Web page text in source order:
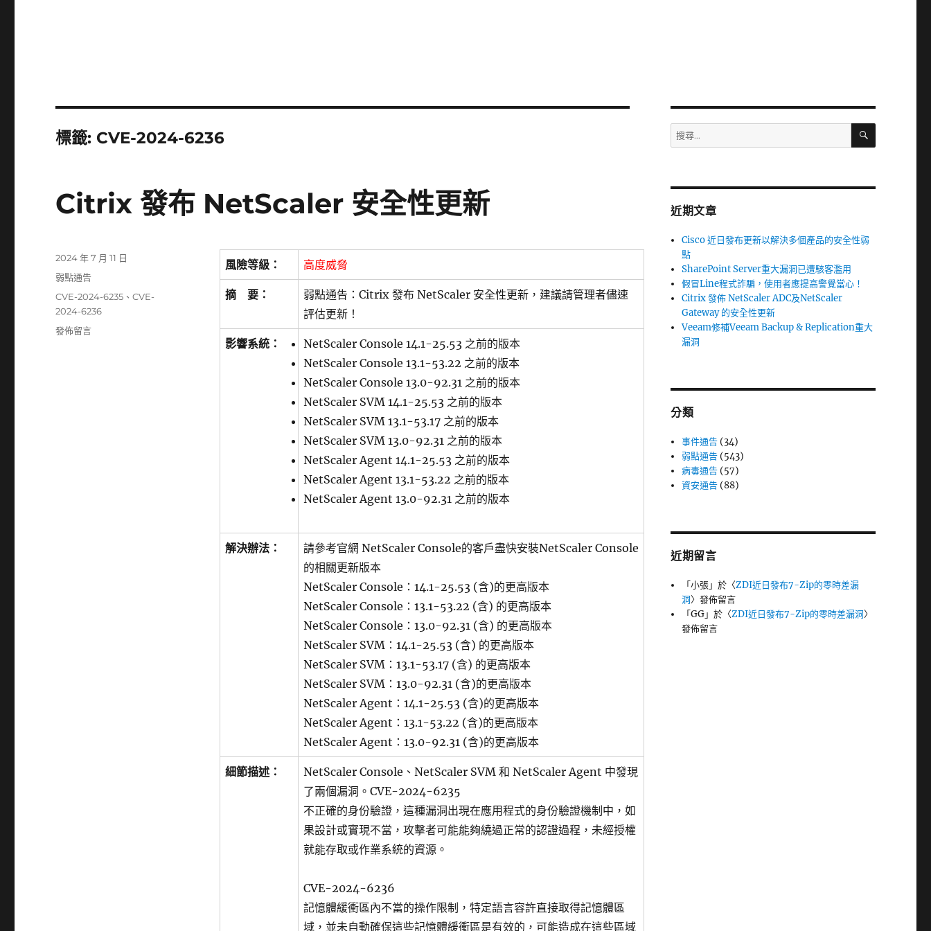
標籤: CVE-2024-6236
Citrix 發布 NetScaler 安全性更新
風險等級： 高度威脅
摘 要：
弱點通告：Citrix 發布 NetScaler 安全性更新，建議請管理者儘速
評估更新！
影響系統：
NetScaler Console 14.1-25.53 之前的版本
NetScaler Console 13.1-53.22 之前的版本
NetScaler Console 13.0-92.31 之前的版本
NetScaler SVM 14.1-25.53 之前的版本
NetScaler SVM 13.1-53.17 之前的版本
NetScaler SVM 13.0-92.31 之前的版本
NetScaler Agent 14.1-25.53 之前的版本
NetScaler Agent 13.1-53.22 之前的版本
NetScaler Agent 13.0-92.31 之前的版本
解決辦法：
請參考官網 NetScaler Console的客戶盡快安裝NetScaler Console
的相關更新版本
NetScaler Console：14.1-25.53 (含)的更高版本
NetScaler Console：13.1-53.22 (含) 的更高版本
NetScaler Console：13.0-92.31 (含) 的更高版本
NetScaler SVM：14.1-25.53 (含) 的更高版本
NetScaler SVM：13.1-53.17 (含) 的更高版本
NetScaler SVM：13.0-92.31 (含)的更高版本
NetScaler Agent：14.1-25.53 (含)的更高版本
NetScaler Agent：13.1-53.22 (含)的更高版本
NetScaler Agent：13.0-92.31 (含)的更高版本
細節描述：
NetScaler Console、NetScaler SVM 和 NetScaler Agent 中發現
了兩個漏洞。CVE-2024-6235
不正確的身份驗證，這種漏洞出現在應用程式的身份驗證機制中，如
果設計或實現不當，攻擊者可能能夠繞過正常的認證過程，未經授權
就能存取或作業系統的資源。
CVE-2024-6236
記憶體緩衝區內不當的操作限制，特定語言容許直接取得記憶體區
域，並未自動確保這些記憶體緩衝區是有效的，可能造成在這些區域
發
佈
期:
2024 年 7 月 11 日
分
弱點通告
標
籤
CVE-2024-6235 、CVE-
2024-6236
在
發佈留言
搜
尋
字:
搜
近期文章
Cisco 近日發布更新以解決多個產品的安全性弱
點
SharePoint Server重大漏洞已遭駭客濫用
假冒Line程式詐騙，使用者應提高警覺當心！
Citrix 發佈 NetScaler ADC及NetScaler
Gateway 的安全性更新
Veeam修補Veeam Backup & Replication重大
漏洞
分類
事件通告 (34)
弱點通告 (543)
病毒通告 (57)
資安通告 (88)
近期留言
「小張」於〈ZDI近日發布7-Zip的零時差漏
洞〉發佈留言
「GG」於〈ZDI近日發布7-Zip的零時差漏洞〉
發佈留言